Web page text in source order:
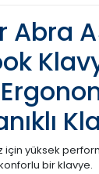
için yüksek
bir klavye.